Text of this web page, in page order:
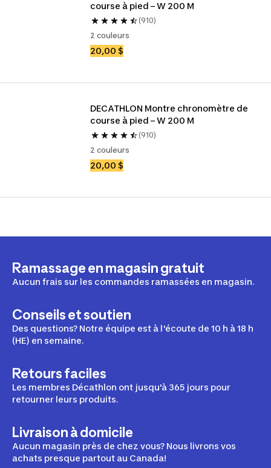
course à pied – W 200 M
(910)
2 couleurs
20,00 $
DECATHLON Montre chronomètre de
course à pied – W 200 M
(910)
2 couleurs
20,00 $
Ramassage en magasin gratuit
Aucun frais sur les commandes ramassées en magasin.
Conseils et soutien
Des questions? Notre équipe est à l'écoute de 10 h à 18 h
(HE) en semaine.
Retours faciles
Les membres Décathlon ont jusqu'à 365 jours pour
retourner leurs produits.
Livraison à domicile
Aucun magasin près de chez vous? Nous livrons vos
achats presque partout au Canada!